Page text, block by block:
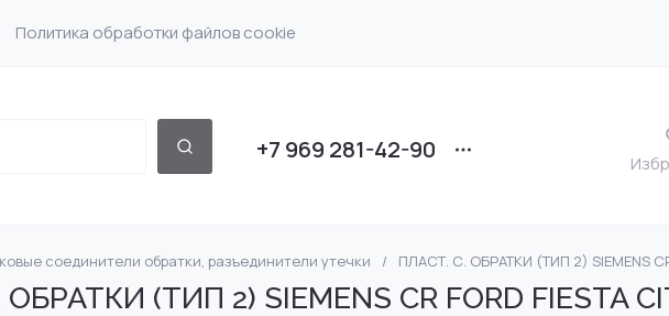
Политика обработки файлов cookie
+7 969 281-42-90
Насос форсунки Detroit
DENSO
соединители обратки, разъединители утечки / ПЛАСТ. С. ОБРАТКИ (ТИП 2) SIEMENS CR
(ТИП 2) SIEMENS CR FORD FIESTA